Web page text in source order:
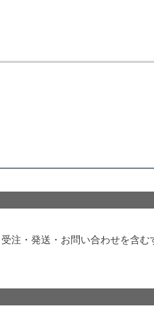
注・発送・お問い合わせを含む